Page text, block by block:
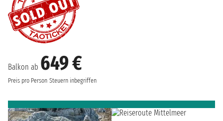
Balkon ab 649 €
Preis pro Person Steuern inbegriffen